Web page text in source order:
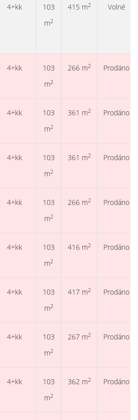
4+kk
103
m2
415 m2 Volné
4+kk
103
m2
266 m2 Prodáno
4+kk
103
m2
361 m2 Prodáno
4+kk
103
m2
361 m2 Prodáno
4+kk
103
m2
266 m2 Prodáno
4+kk
103
m2
416 m2 Prodáno
4+kk
103
m2
417 m2 Prodáno
4+kk
103
m2
267 m2 Prodáno
4+kk
103
m2
362 m2 Prodáno